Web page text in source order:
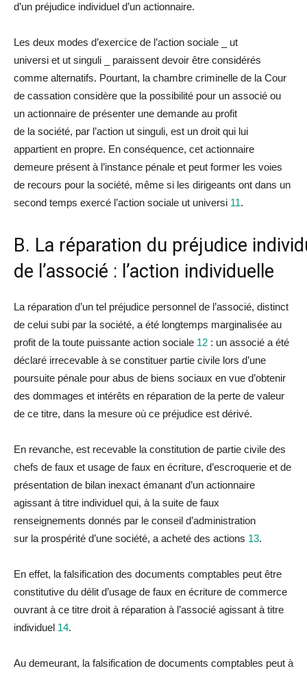
d’un préjudice individuel d’un actionnaire.
Les deux modes d’exercice de l’action sociale _ ut
universi et ut singuli _ paraissent devoir être considérés
comme alternatifs. Pourtant, la chambre criminelle de la Cour
de cassation considère que la possibilité pour un associé ou
un actionnaire de présenter une demande au profit
de la société, par l’action ut singuli, est un droit qui lui
appartient en propre. En conséquence, cet actionnaire
demeure présent à l’instance pénale et peut former les voies
de recours pour la société, même si les dirigeants ont dans un
second temps exercé l’action sociale ut universi 11.
B. La réparation du préjudice indivi
de l’associé : l’action individuelle
La réparation d’un tel préjudice personnel de l’associé, distinct
de celui subi par la société, a été longtemps marginalisée au
profit de la toute puissante action sociale 12 : un associé a été
déclaré irrecevable à se constituer partie civile lors d’une
poursuite pénale pour abus de biens sociaux en vue d’obtenir
des dommages et intérêts en réparation de la perte de valeur
de ce titre, dans la mesure où ce préjudice est dérivé.
En revanche, est recevable la constitution de partie civile des
chefs de faux et usage de faux en écriture, d’escroquerie et de
présentation de bilan inexact émanant d’un actionnaire
agissant à titre individuel qui, à la suite de faux
renseignements donnés par le conseil d’administration
sur la prospérité d’une société, a acheté des actions 13.
En effet, la falsification des documents comptables peut être
constitutive du délit d’usage de faux en écriture de commerce
ouvrant à ce titre droit à réparation à l’associé agissant à titre
individuel 14.
Au demeurant, la falsification de documents comptables peut à